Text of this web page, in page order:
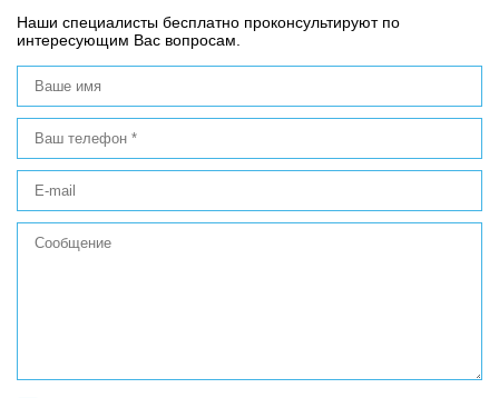
Наши специалисты бесплатно проконсультируют по
интересующим Вас вопросам.